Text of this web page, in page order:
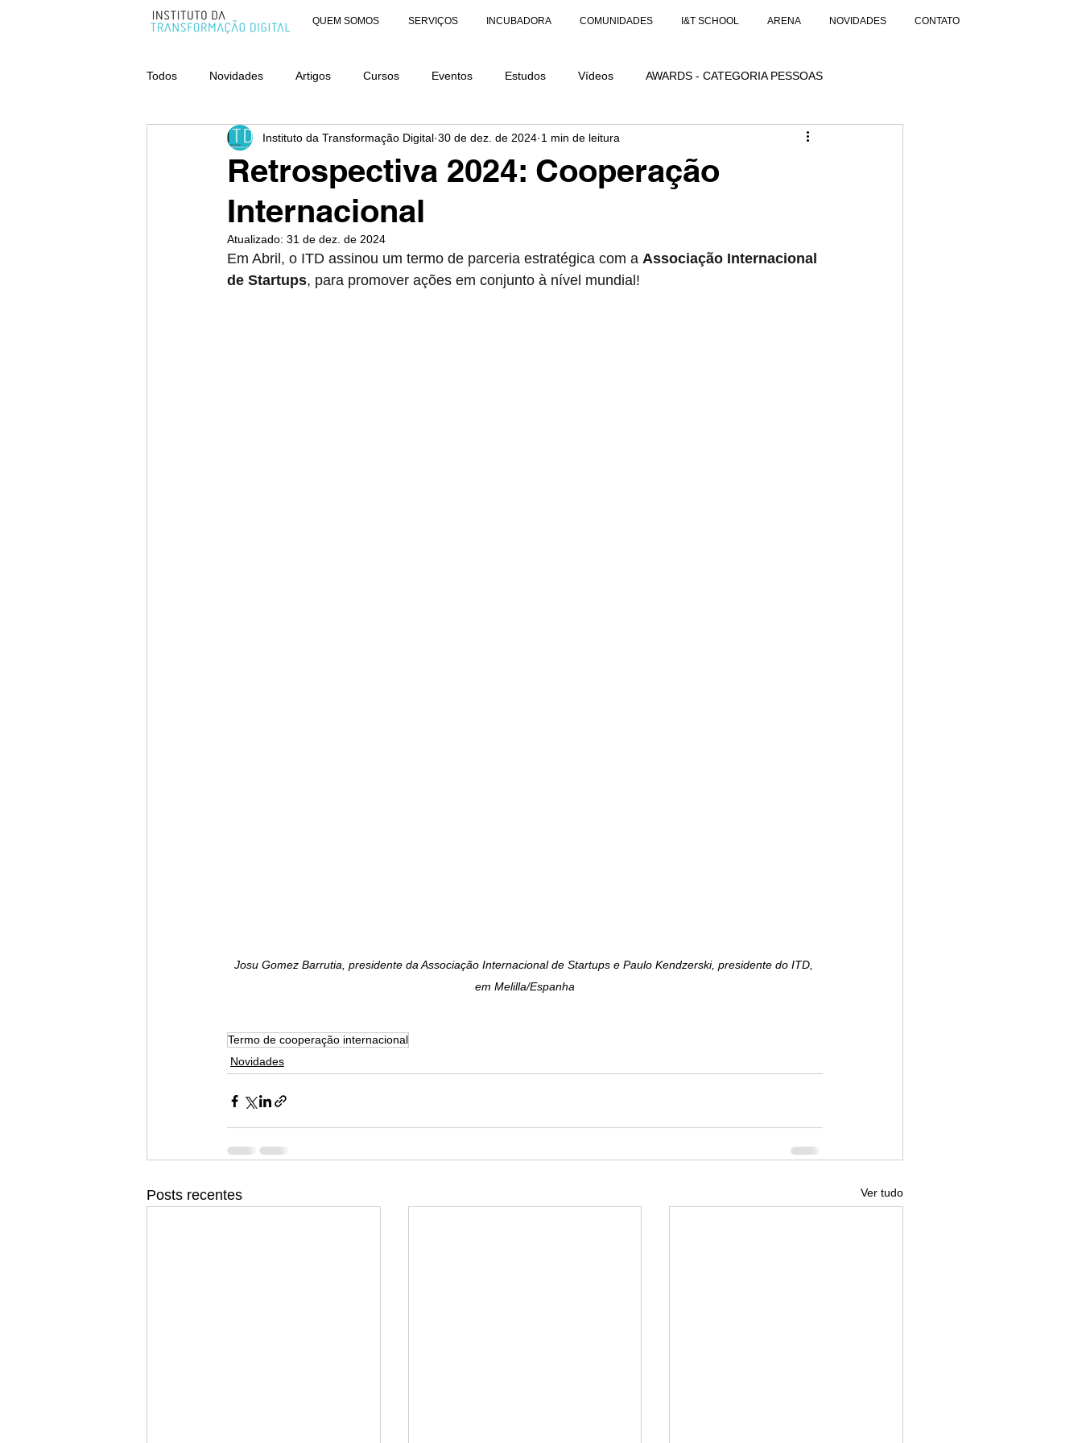
QUEM SOMOS SERVIÇOS INCUBADORA COMUNIDADES I&T SCHOOL ARENA NOVIDADES CONTATO
Todos Novidades Artigos Cursos Eventos Estudos Vídeos AWARDS - CATEGORIA PESSOAS
AWARDS - CATEGORIA ORGANIZAÇÕES AWARDS - CATEGORIA DISTINÇÃO
Retrospectiva 2024: Cooperação
Internacional
Instituto da Transformação Digital 30 de dez. de 2024 1 min de leitura
Atualizado: 31 de dez. de 2024
Em Abril, o ITD assinou um termo de parceria estratégica com a Associação Internacional
de Startups, para promover ações em conjunto à nível mundial!
Josu Gomez Barrutia, presidente da Associação Internacional de Startups e Paulo Kendzerski, presidente do ITD,
em Melilla/Espanha
Termo de cooperação internacional
Novidades
Posts recentes Ver tudo